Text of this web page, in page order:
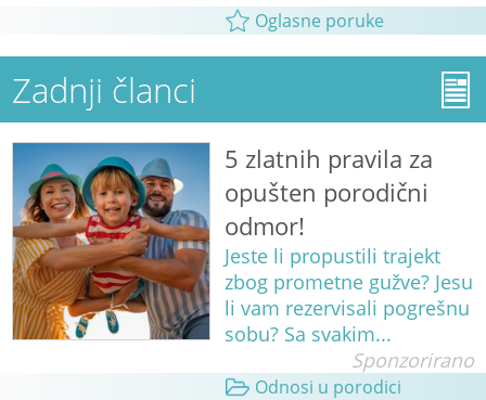
Oglasne poruke
Zadnji članci
5 zlatnih pravila za
opušten porodični
odmor!
Jeste li propustili trajekt
zbog prometne gužve? Jesu
li vam rezervisali pogrešnu
sobu? Sa svakim...
Sponzorirano
Odnosi u porodici